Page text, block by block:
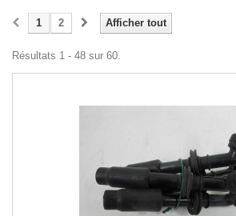
Afficher tout
1 2
Résultats 1 - 48 sur 60.